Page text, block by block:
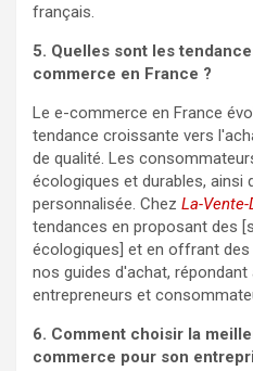
français.
5. Quelles sont les
commerce en France ?
Le e-commerce en France
tendance croissante vers
de qualité. Les
écologiques et durables, ainsi
personnalisée. Chez La-
tendances en proposant des
écologiques] et en offrant
nos guides d'achat,
entrepreneurs et
6. Comment choisir la
commerce pour son